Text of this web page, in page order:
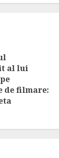
al lui
de filmare: